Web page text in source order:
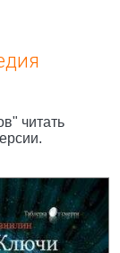
читать